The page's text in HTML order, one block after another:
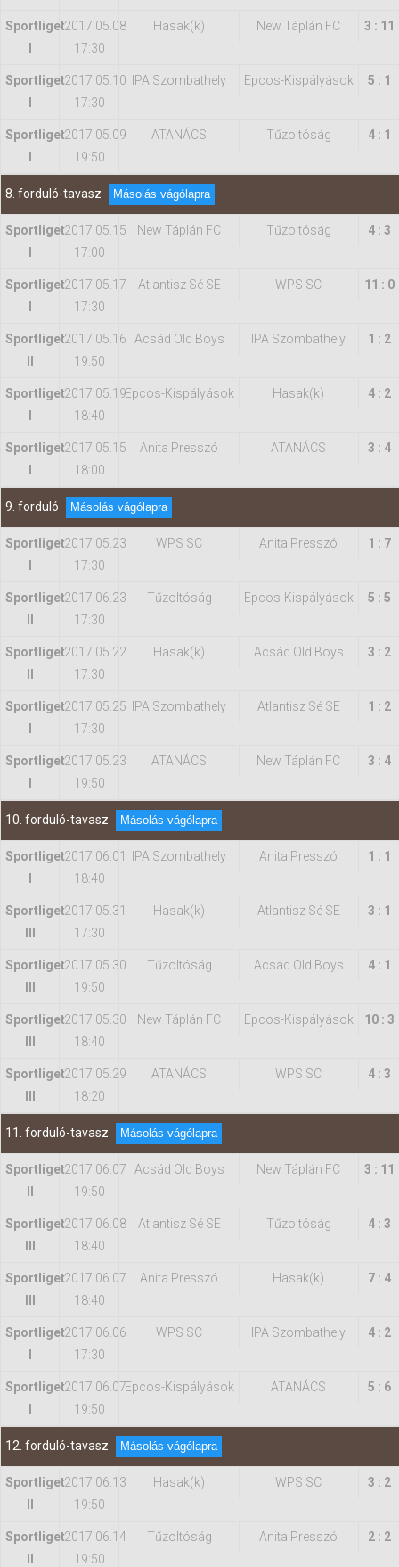
Sportliget2017.05.08
17:30
Hasak(k) New Táplán FC 3 : 11
Sportliget2017.05.10
17:30
IPA Szombathely Epcos-Kispályások 5 : 1
Sportliget2017.05.09
19:50
ATANÁCS Tűzoltóság 4 : 1
8. forduló-tavasz Másolás vágólapra
Sportliget2017.05.15
17:00
New Táplán FC Tűzoltóság 4 : 3
Sportliget2017.05.17
17:30
Atlantisz Sé SE WPS SC 11 : 0
Sportliget2017.05.16
19:50
Acsád Old Boys IPA Szombathely 1 : 2
Sportliget2017.05.19
18:40
Epcos-Kispályások Hasak(k) 4 : 2
Sportliget2017.05.15
18:00
Anita Presszó ATANÁCS 3 : 4
9. forduló Másolás vágólapra
Sportliget2017.05.23
17:30
WPS SC Anita Presszó 1 : 7
Sportliget2017.06.23
17:30
Tűzoltóság Epcos-Kispályások 5 : 5
Sportliget2017.05.22
17:30
Hasak(k) Acsád Old Boys 3 : 2
Sportliget2017.05.25
17:30
IPA Szombathely Atlantisz Sé SE 1 : 2
Sportliget2017.05.23
19:50
ATANÁCS New Táplán FC 3 : 4
10. forduló-tavasz Másolás vágólapra
Sportliget2017.06.01
18:40
IPA Szombathely Anita Presszó 1 : 1
Sportliget2017.05.31
17:30
Hasak(k) Atlantisz Sé SE 3 : 1
Sportliget2017.05.30
19:50
Tűzoltóság Acsád Old Boys 4 : 1
Sportliget2017.05.30
18:40
New Táplán FC Epcos-Kispályások 10 : 3
Sportliget2017.05.29
18:20
ATANÁCS WPS SC 4 : 3
11. forduló-tavasz Másolás vágólapra
Sportliget2017.06.07
19:50
Acsád Old Boys New Táplán FC 3 : 11
Sportliget2017.06.08
18:40
Atlantisz Sé SE Tűzoltóság 4 : 3
Sportliget2017.06.07
18:40
Anita Presszó Hasak(k) 7 : 4
Sportliget2017.06.06
17:30
WPS SC IPA Szombathely 4 : 2
Sportliget2017.06.07
19:50
Epcos-Kispályások ATANÁCS 5 : 6
12. forduló-tavasz Másolás vágólapra
Sportliget2017.06.13
19:50
Hasak(k) WPS SC 3 : 2
Sportliget2017.06.14
19:50
Tűzoltóság Anita Presszó 2 : 2